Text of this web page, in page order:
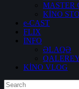
MASTER
KİNO
e-CAST
FLIX
İNFO
ƏLAQƏ
KİNO VLOG